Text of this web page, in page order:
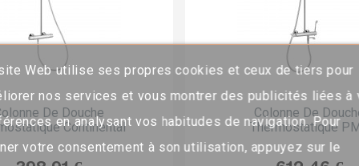
Web utilise ses propres cookies et ceux de tiers pour
nos services et vous montrer des publicités liées à
en analysant vos habitudes de navigation. Pour
votre consentement à son utilisation, appuyez sur le
De Douche
Continental
Colonne De
Thermostatique